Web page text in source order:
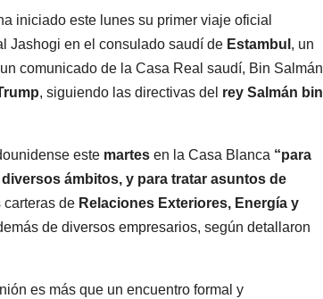
iniciado este lunes su primer viaje oficial
Jashogi en el consulado saudí de Estambul , un
comunicado de la Casa Real saudí, Bin Salmán
, siguiendo las directivas del rey Salmán bin
este martes en la Casa Blanca “para
ámbitos, y para tratar asuntos de
carteras de Relaciones Exteriores, Energía y
de diversos empresarios, según detallaron
es más que un encuentro formal y